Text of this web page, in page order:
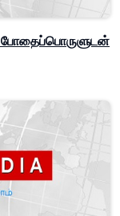
போதைப்பொருளுடன்